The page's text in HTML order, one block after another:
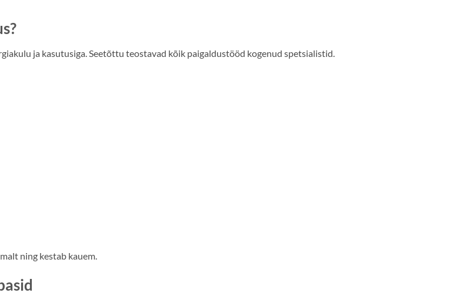
ja kasutusiga. Seetõttu teostavad kõik paigaldustööd kogenud spetsialistid.
ning kestab kauem.